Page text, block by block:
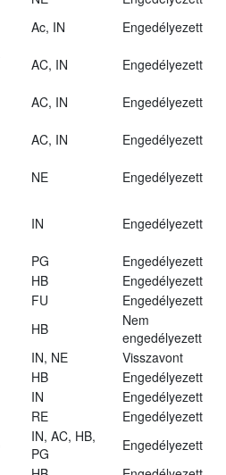
Ac, IN
Engedélyezett
AC, IN
Engedélyezett
AC, IN
Engedélyezett
AC, IN
Engedélyezett
NE
Engedélyezett
IN Engedélyezett
PG
Engedélyezett
HB
Engedélyezett
FU
Engedélyezett
HB
Nem
engedélyezett
IN, NE
Visszavont
HB
Engedélyezett
IN
Engedélyezett
RE
Engedélyezett
IN, AC, HB,
PG
Engedélyezett